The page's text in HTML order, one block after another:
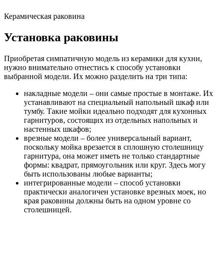
Керамическая раковина
Установка раковины
Приобретая симпатичную модель из керамики для кухни,
нужно внимательно отнестись к способу установки
выбранной модели. Их можно разделить на три типа:
накладные модели – они самые простые в монтаже. Их
устанавливают на специальный напольный шкаф или
тумбу. Такие мойки идеально подходят для кухонных
гарнитуров, состоящих из отдельных напольных и
настенных шкафов;
врезные модели – более универсальный вариант,
поскольку мойка врезается в сплошную столешницу
гарнитура, она может иметь не только стандартные
формы: квадрат, прямоугольник или круг. Здесь могу
быть использованы любые варианты;
интегрированные модели – способ установки
практически аналогичен установке врезных моек, но
края раковины должны быть на одном уровне со
столешницей.